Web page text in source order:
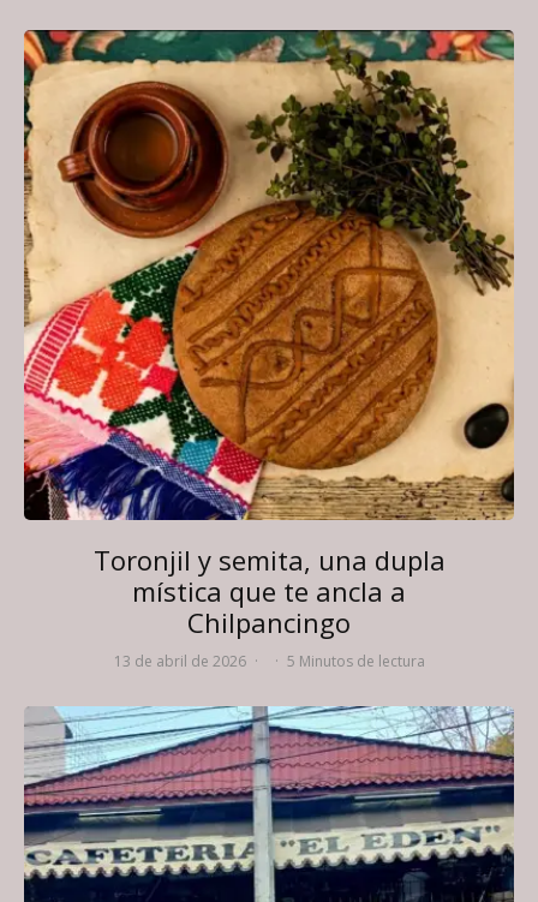
Toronjil y semita, una dupla
mística que te ancla a
Chilpancingo
13 de abril de 2026 · · 5 Minutos de lectura